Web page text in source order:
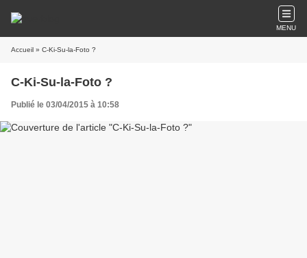
MENU
Accueil » C-Ki-Su-la-Foto ?
C-Ki-Su-la-Foto ?
Publié le 03/04/2015 à 10:58